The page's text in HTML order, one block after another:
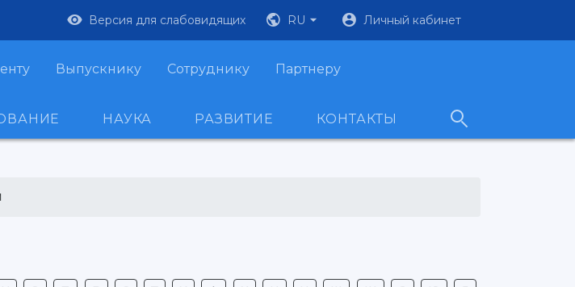
Версия для слабовидящих RU Личный кабинет
Выпускнику Сотруднику Партнеру
НАУКА РАЗВИТИЕ КОНТАКТЫ